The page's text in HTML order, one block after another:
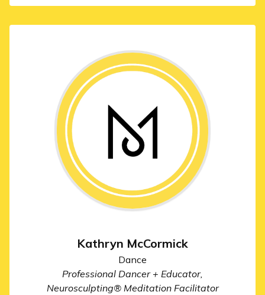
Kathryn McCormick
Dance
Professional Dancer + Educator,
Neurosculpting® Meditation Facilitator